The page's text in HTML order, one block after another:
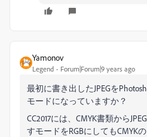
Yamonov
Legend Forum|Forum|9 years ago
最初に書き出したJPEGを
モードになっていますか？
CC2017には、CMYK書類から
すモードをRGBにしてもCMYK